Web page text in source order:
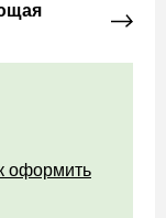
оформить